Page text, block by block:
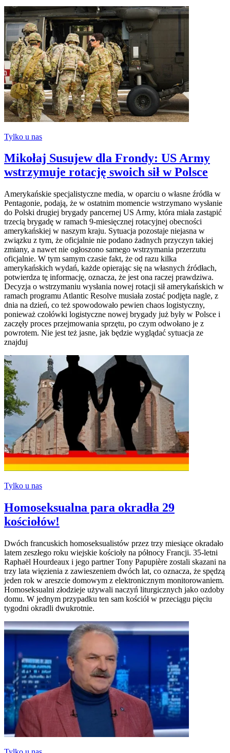
Tylko u nas
Mikołaj Susujew dla Frondy: US Army
wstrzymuje rotację swoich sił w Polsce
Amerykańskie specjalistyczne media, w oparciu o własne źródła w
Pentagonie, podają, że w ostatnim momencie wstrzymano wysłanie
do Polski drugiej brygady pancernej US Army, która miała zastąpić
trzecią brygadę w ramach 9-miesięcznej rotacyjnej obecności
amerykańskiej w naszym kraju. Sytuacja pozostaje niejasna w
związku z tym, że oficjalnie nie podano żadnych przyczyn takiej
zmiany, a nawet nie ogłoszono samego wstrzymania przerzutu
oficjalnie. W tym samym czasie fakt, że od razu kilka
amerykańskich wydań, każde opierając się na własnych źródłach,
potwierdza tę informację, oznacza, że jest ona raczej prawdziwa.
Decyzja o wstrzymaniu wysłania nowej rotacji sił amerykańskich w
ramach programu Atlantic Resolve musiała zostać podjęta nagle, z
dnia na dzień, co też spowodowało pewien chaos logistyczny,
ponieważ czołówki logistyczne nowej brygady już były w Polsce i
zaczęły proces przejmowania sprzętu, po czym odwołano je z
powrotem. Nie jest też jasne, jak będzie wyglądać sytuacja ze
znajduj
Tylko u nas
Homoseksualna para okradła 29
kościołów!
Dwóch francuskich homoseksualistów przez trzy miesiące okradało
latem zeszłego roku wiejskie kościoły na północy Francji. 35-letni
Raphaël Hourdeaux i jego partner Tony Papupière zostali skazani na
trzy lata więzienia z zawieszeniem dwóch lat, co oznacza, że spędzą
jeden rok w areszcie domowym z elektronicznym monitorowaniem.
Homoseksualni złodzieje używali naczyń liturgicznych jako ozdoby
domu. W jednym przypadku ten sam kościół w przeciągu pięciu
tygodni okradli dwukrotnie.